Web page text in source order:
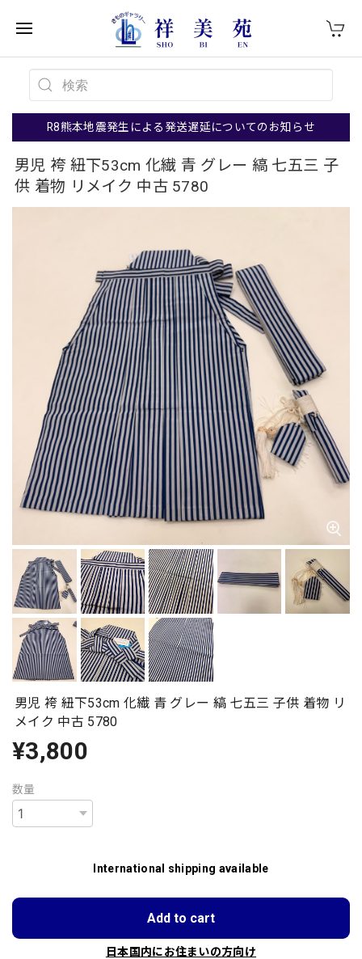
R8熊本地震発生による発送遅延についてのお知らせ
男児 袴 紐下53cm 化繊 青 グレー 縞 七五三 子
供 着物 リメイク 中古 5780
男児 袴 紐下53cm 化繊 青 グレー 縞 七五三 子供 着物 リ
メイク 中古 5780
¥3,800
数量
International shipping available
Add to cart
日本国内にお住まいの方向け